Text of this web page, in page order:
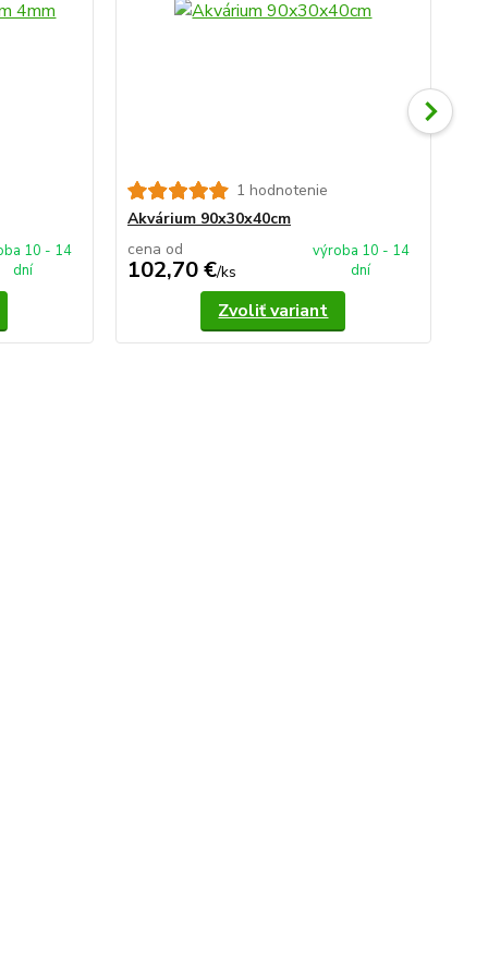
10 - 14
dní
1 hodnotenie
Akvárium 90x30x40cm
cena od
102,70 €/ks
výroba 10 - 14
dní
Zvoliť variant